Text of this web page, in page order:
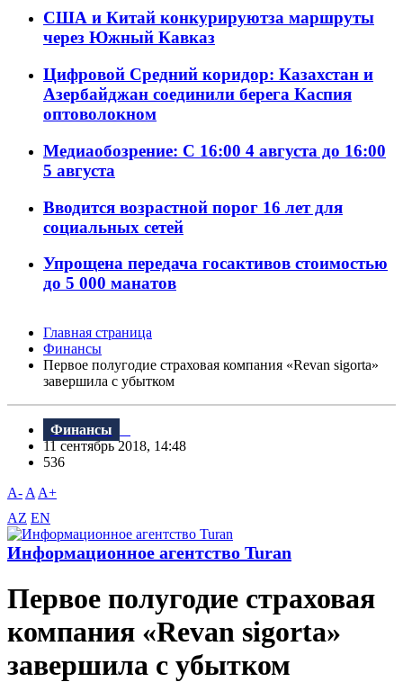
США и Китай конкурируютза маршруты
через Южный Кавказ
Цифровой Средний коридор: Казахстан и
Азербайджан соединили берега Каспия
оптоволокном
Медиаобозрение: С 16:00 4 августа до 16:00
5 августа
Вводится возрастной порог 16 лет для
социальных сетей
Упрощена передача госактивов стоимостью
до 5 000 манатов
Главная страница
Финансы
Первое полугодие страховая компания «Revan sigorta»
завершила с убытком
Финансы
11 сентябрь 2018, 14:48
536
A- A A+
AZ EN
Информационное агентство Turan
Первое полугодие страховая
компания «Revan sigorta»
завершила с убытком